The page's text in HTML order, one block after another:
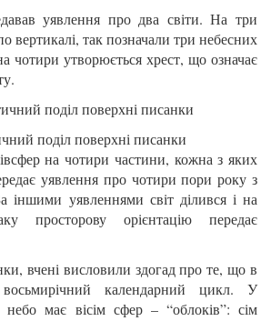
уявлення про два світи. На три
вертикалі, так позначали три небесних
чотири утворюється хрест, що означає
поділ поверхні писанки
на чотири частини, кожна з яких
уявлення про чотири пори року з
іншими уявленнями світ ділився і на
просторову орієнтацію передає
вчені висловили здогад про те, що в
календарний цикл. У
небо має вісім сфер – “облоків”: сім